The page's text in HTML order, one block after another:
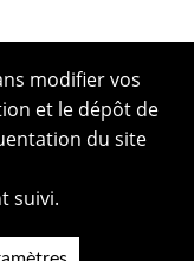
modifier vos
et le dépôt de
du site
suivi.